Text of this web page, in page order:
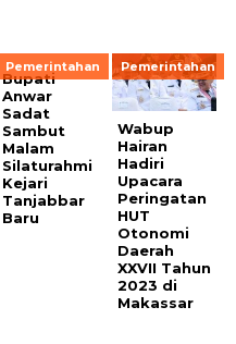
Pemerintahan
Bupati
Anwar
Sadat
Sambut
Malam
Silaturahmi
Kejari
Tanjabbar
Baru
Pemerintahan
Wabup
Hairan
Hadiri
Upacara
Peringatan
HUT
Otonomi
Daerah
XXVII Tahun
2023 di
Makassar